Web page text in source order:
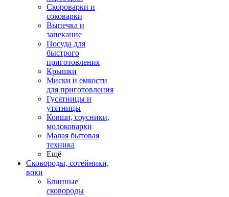
Скороварки и
соковарки
Выпечка и
запекание
Посуда для
быстрого
приготовления
Крышки
Миски и емкости
для приготовления
Гусятницы и
утятницы
Ковши, соусники,
молоковарки
Малая бытовая
техника
Ещё
Сковороды, сотейники,
воки
Блинные
сковороды